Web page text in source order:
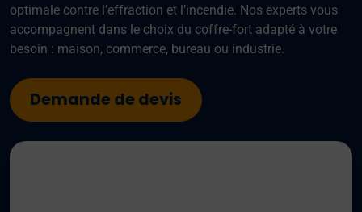
optimale contre l’effraction et l’incendie. Nos experts vous
accompagnent dans le choix du coffre-fort adapté à votre
besoin : maison, commerce, bureau ou industrie.
Demande de devis